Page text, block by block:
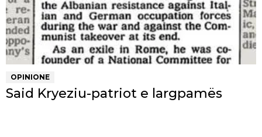
OPINIONE
Said Kryeziu-patriot e largpamës